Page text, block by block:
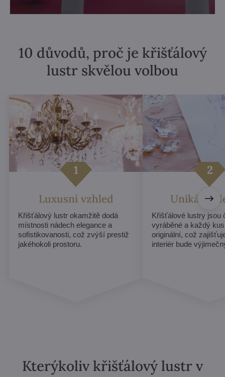
10 důvodů, proč je křišťálový
lustr skvělou volbou
Luxusní vzhled
Křišťálový lustr okamžitě dodá
místnosti nádech elegance a
sofistikovanosti, což zvýší prestiž
jakéhokoli prostoru.
Unikátní
Křišťálové lustry jsou
vyráběné a každý
originální, což
interiér bude
Kterýkoliv křišťálový lustr v